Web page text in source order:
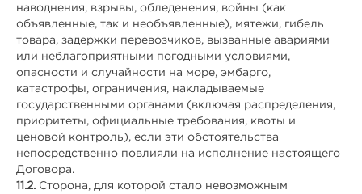
наводнения, взрывы, обледенения, войны (как
объявленные, так и необъявленные), мятежи, гибель
товара, задержки перевозчиков, вызванные авариями
или неблагоприятными погодными условиями,
опасности и случайности на море, эмбарго,
катастрофы, ограничения, накладываемые
государственными органами (включая распределения,
приоритеты, официальные требования, квоты и
ценовой контроль), если эти обстоятельства
непосредственно повлияли на исполнение настоящего
Договора.
11.2. Сторона, для которой стало невозможным